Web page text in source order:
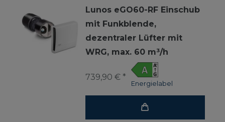
Lunos eGO60-RF Einschub
mit Funkblende,
dezentraler Lüfter mit
WRG, max. 60 m³/h
Energielabel
739,90 € *